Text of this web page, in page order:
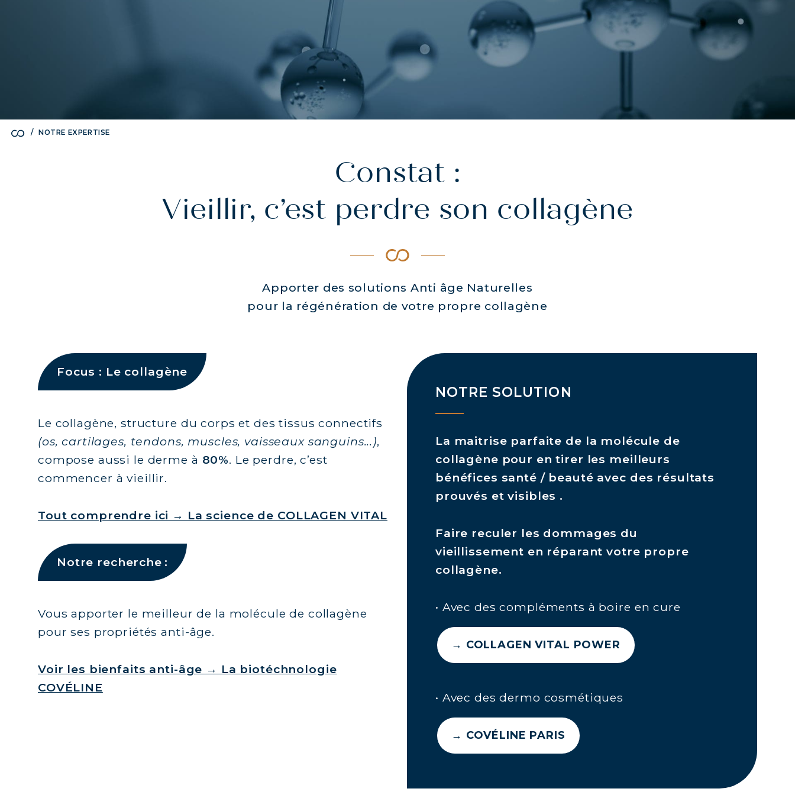
NOTRE EXPERTISE
Constat :
Vieillir, c’est perdre son collagène
Apporter des solutions Anti âge Naturelles
pour la régénération de votre propre collagène
Focus : Le collagène
Le collagène, structure du corps et des tissus connectifs
(os, cartilages, tendons, muscles, vaisseaux sanguins...),
compose aussi le derme à 80%. Le perdre, c’est
commencer à vieillir.
Tout comprendre ici → La science de COLLAGEN VITAL
Notre recherche :
Vous apporter le meilleur de la molécule de collagène
pour ses propriétés anti-âge.
Voir les bienfaits anti-âge → La biotéchnologie
COVÉLINE
NOTRE SOLUTION
La maitrise parfaite de la molécule de
collagène pour en tirer les meilleurs
bénéfices santé / beauté avec des résultats
prouvés et visibles .
Faire reculer les dommages du
vieillissement en réparant votre propre
collagène.
• Avec des compléments à boire en cure
→ COLLAGEN VITAL POWER
• Avec des dermo cosmétiques
→ COVÉLINE PARIS